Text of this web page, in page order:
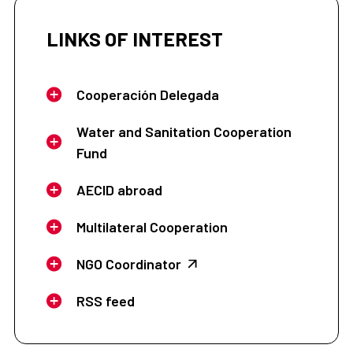
LINKS OF INTEREST
Cooperación Delegada
Water and Sanitation Cooperation
Fund
AECID abroad
Multilateral Cooperation
NGO Coordinator
RSS feed